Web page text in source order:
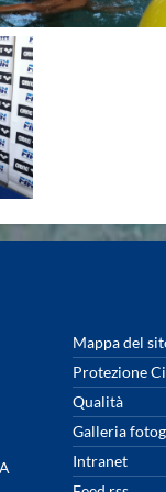
Mappa del
Protezione
Qualità
Galleria
Intranet